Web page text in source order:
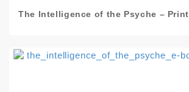
The Intelligence of the Psyche – Print